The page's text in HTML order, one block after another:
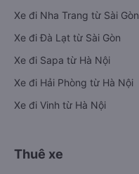
Xe đi Nha Trang từ Sài Gòn
Xe đi Đà Lạt từ Sài Gòn
Xe đi Sapa từ Hà Nội
Xe đi Hải Phòng từ Hà Nội
Xe đi Vinh từ Hà Nội
Thuê xe